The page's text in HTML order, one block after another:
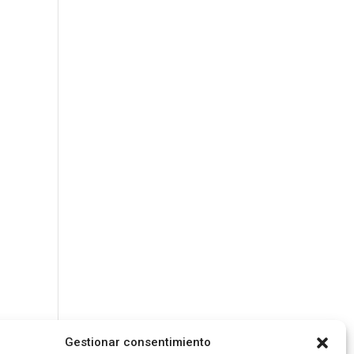
Gestionar consentimiento